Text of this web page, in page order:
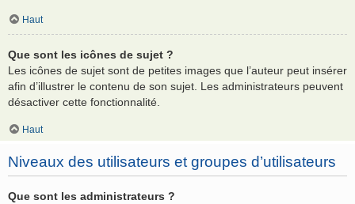
Haut
Que sont les icônes de sujet ?
Les icônes de sujet sont de petites images que l’auteur peut insérer
afin d’illustrer le contenu de son sujet. Les administrateurs peuvent
désactiver cette fonctionnalité.
Haut
Niveaux des utilisateurs et groupes d’utilisateurs
Que sont les administrateurs ?